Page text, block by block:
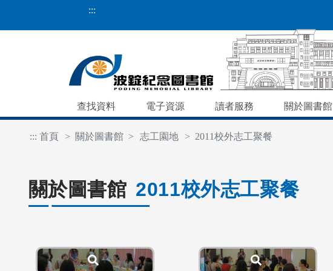
:::
查找資料 電子資源 讀者服務 關於圖書館
::: 首頁 關於圖書館 志工園地 2011校外志工聚餐
關於圖書館 2011校外志工聚餐